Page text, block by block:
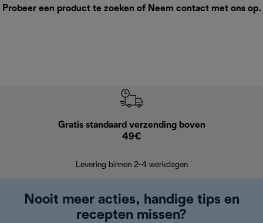
Probeer een product te zoeken of Neem contact met ons op.
Gratis standaard verzending boven
49€
Levering binnen 2-4 werkdagen
Nooit meer acties, handige tips en
recepten missen?